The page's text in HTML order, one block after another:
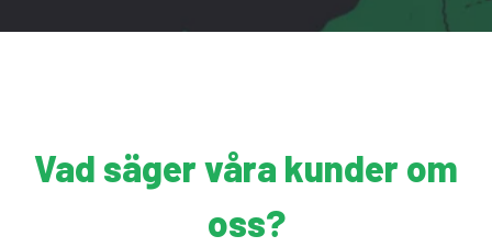
Vad säger våra kunder om
oss?